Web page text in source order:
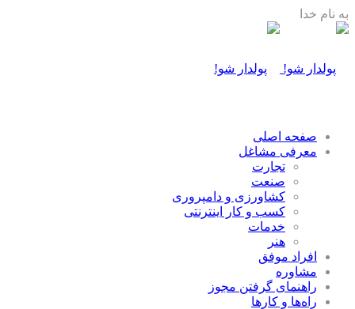
به نام خدا
صفحه اصلی
معرفی مشاغل
تجارت
صنعت
كشاورزی و دامپروری
كسب و كار اينترنتی
خدمات
هنر
افراد موفق
مشاوره
راهنمای گرفتن مجوز
راه‌ها و كارها